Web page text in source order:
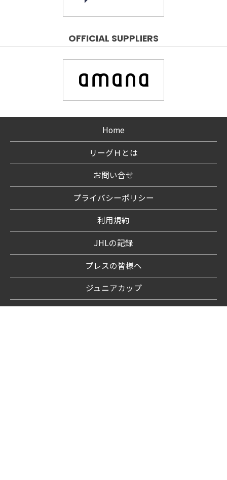
OFFICIAL SUPPLIERS
Home
リーグＨとは
お問い合せ
プライバシーポリシー
利用規約
JHLの記録
プレスの皆様へ
ジュニアカップ